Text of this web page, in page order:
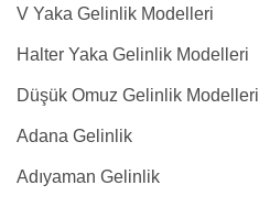
V Yaka Gelinlik Modelleri
Halter Yaka Gelinlik Modelleri
Düşük Omuz Gelinlik Modelleri
Adana Gelinlik
Adıyaman Gelinlik